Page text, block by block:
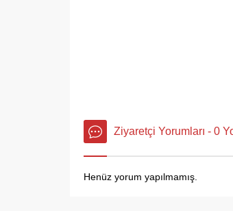
Ziyaretçi Yorumları - 0
Henüz yorum yapılmamış.